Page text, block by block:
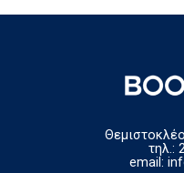
τηλ.:
email: